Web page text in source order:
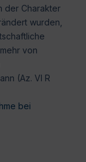
der Charakter
wurden,
von
(Az. VI R
bei